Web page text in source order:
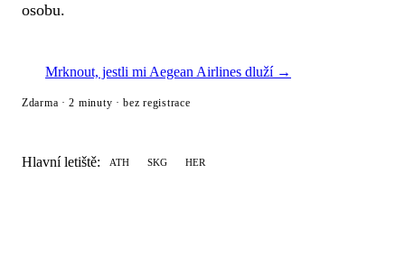
osobu.
Mrknout, jestli mi Aegean Airlines dluží →
Zdarma · 2 minuty · bez registrace
Hlavní letiště: ATH SKG HER